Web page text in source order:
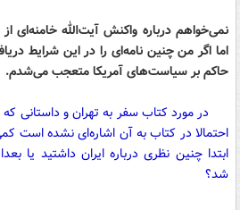
نمی‌خواهم درباره واکنش آیت‌الله خامنه‌ای
اما اگر من چنین نامه‌ای را در این شرایط
حاکم بر سیاست‌های آمریکا متعجب می‌شدم.
در مورد کتاب سفر به تهران و داستانی
احتمالا در کتاب به آن اشاره‌ای نشده است
ابتدا چنین نظری درباره ایران داشتید یا
شد؟